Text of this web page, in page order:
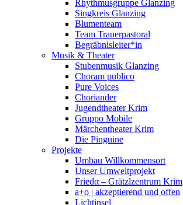
Rhythmusgruppe Glanzing
Singkreis Glanzing
Blumenteam
Team Trauerpastoral
Begräbnisleiter*in
Musik & Theater
Stubenmusik Glanzing
Choram publico
Pure Voices
Choriander
Jugendtheater Krim
Gruppo Mobile
Märchentheater Krim
Die Pinguine
Projekte
Umbau Willkommensort
Unser Umweltprojekt
Friedα – Grätzlzentrum Krim
a+o | akzeptierend und offen
Lichtinsel